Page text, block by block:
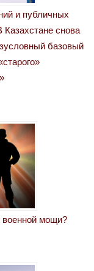
и публичных
Казахстане снова
базовый
военной мощи?